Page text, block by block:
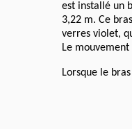
est installé un
3,22 m. Ce
verres violet,
Le
Lorsque le